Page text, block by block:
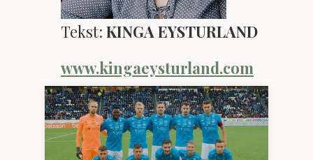
Tekst: KINGA EYSTURLAND
www.kingaeysturland.com